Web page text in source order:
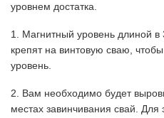
уровнем достатка.
1. Магнитный уровень длиной
крепят на винтовую сваю,
уровень.
2. Вам необходимо будет
местах завинчивания свай. Для